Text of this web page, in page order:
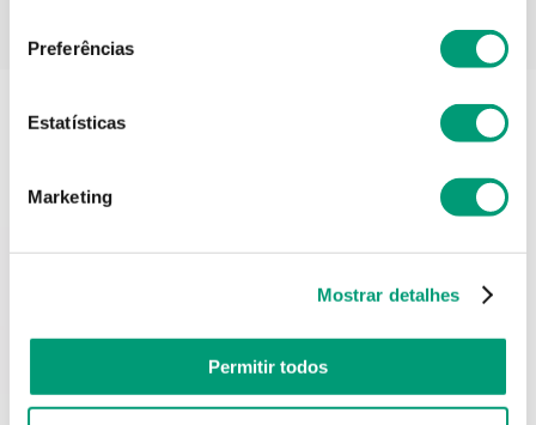
Preferências
Estatísticas
Marketing
Mostrar detalhes
Permitir todos
PODERÁ TAMBÉM GOSTAR